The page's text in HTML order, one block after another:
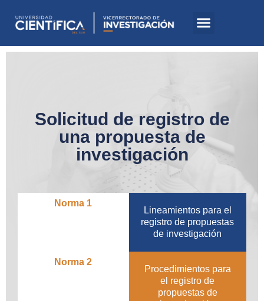
Solicitud de registro de
una propuesta de
investigación
Norma 1
Lineamientos para el
registro de propuestas
de investigación
Norma 2
Procedimientos para
el registro de
propuestas de